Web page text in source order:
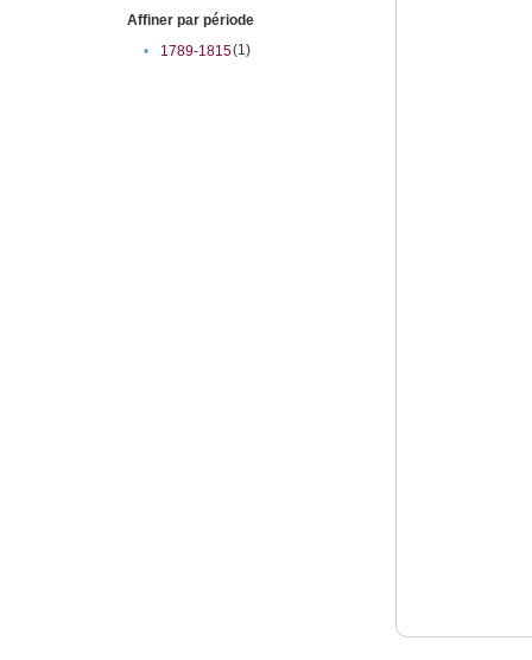
Affiner par période
•
1789-1815(1)